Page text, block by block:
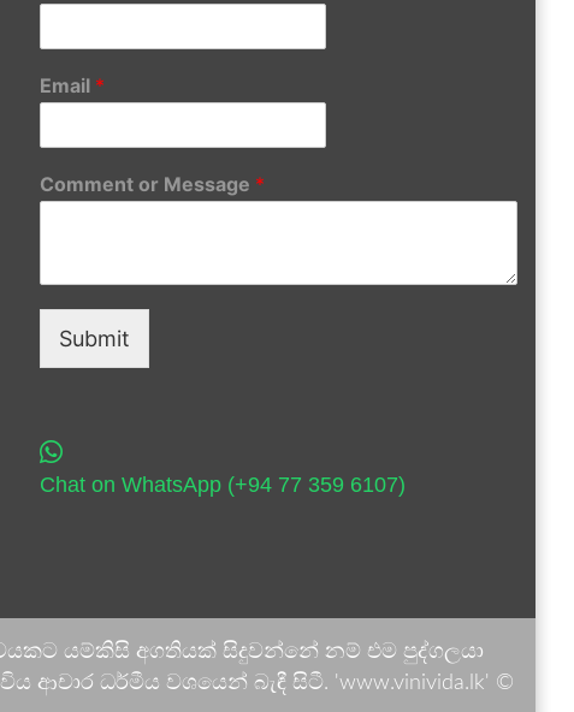
Email *
Comment or Message *
Submit
Chat on WhatsApp (+94 77 359 6107)
යම්කිසි අගතියක් සිදුවන්නේ නම් එම පුද්ගලයා
ධර්මීය වශයෙන් බැඳී සිටී. 'www.vinivida.lk' ©